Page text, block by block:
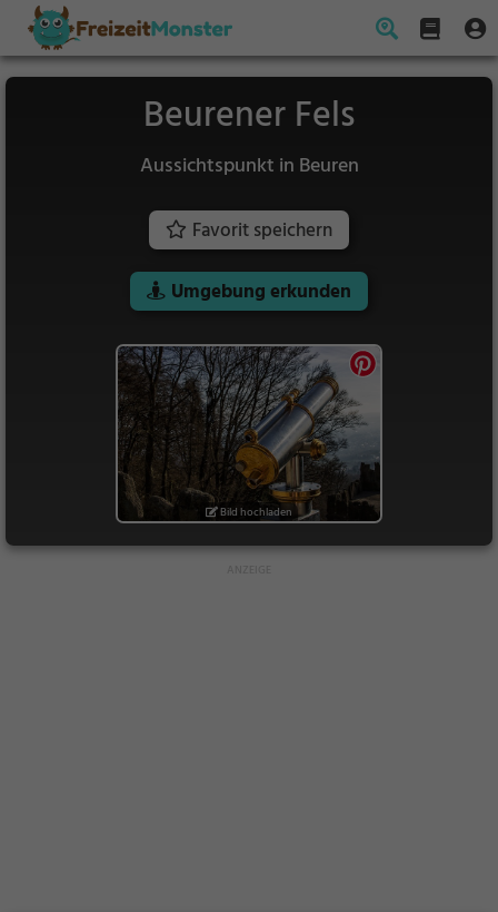
Beurener Fels
Aussichtspunkt in Beuren
Favorit speichern
Umgebung erkunden
Bild hochladen